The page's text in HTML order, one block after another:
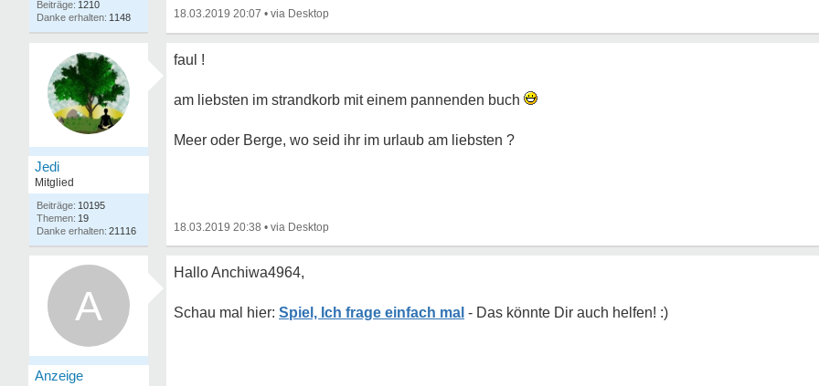
1210
1148
18.03.2019 20:07 •
Jedi
Mitglied
10195
19
21116
faul !
am liebsten im strandkorb mit einem pannenden buch
Meer oder Berge, wo seid ihr im urlaub am liebsten ?
18.03.2019 20:38 •
A
Hallo Anchiwa4964,
Spiel, Ich frage einfach mal